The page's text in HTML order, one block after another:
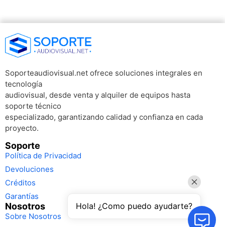
Soporteaudiovisual.net ofrece soluciones integrales en
tecnología
audiovisual, desde venta y alquiler de equipos hasta
soporte técnico
especializado, garantizando calidad y confianza en cada
proyecto.
Soporte
Política de Privacidad
Devoluciones
Créditos
Garantías
Nosotros
Sobre Nosotros
Hola! ¿Como puedo ayudarte?